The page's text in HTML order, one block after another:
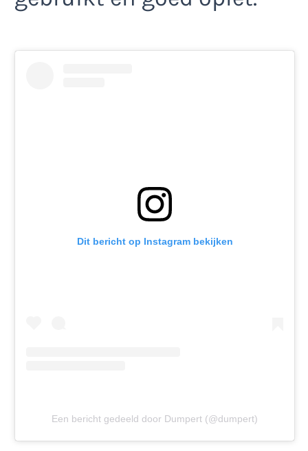
Dit bericht op Instagram bekijken
Een bericht gedeeld door Dumpert (@dumpert)